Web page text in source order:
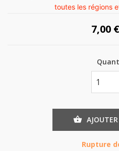
toutes les régions
7,00 €

Rupture